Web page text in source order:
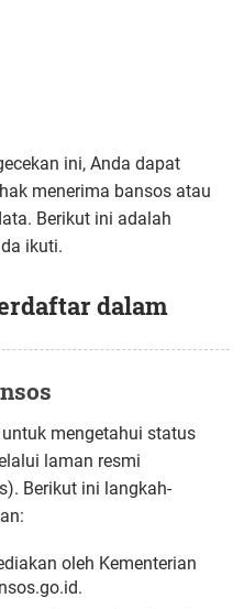
ini, Anda dapat
menerima bansos atau
Berikut ini adalah
ikuti.
dalam
mengetahui status
laman resmi
Berikut ini langkah-
oleh Kementerian